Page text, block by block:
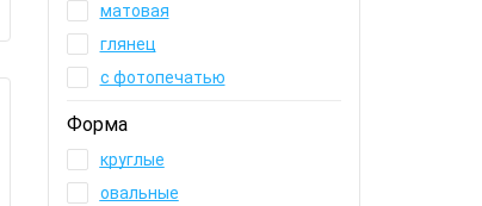
матовая
глянец
с фотопечатью
Форма
круглые
овальные